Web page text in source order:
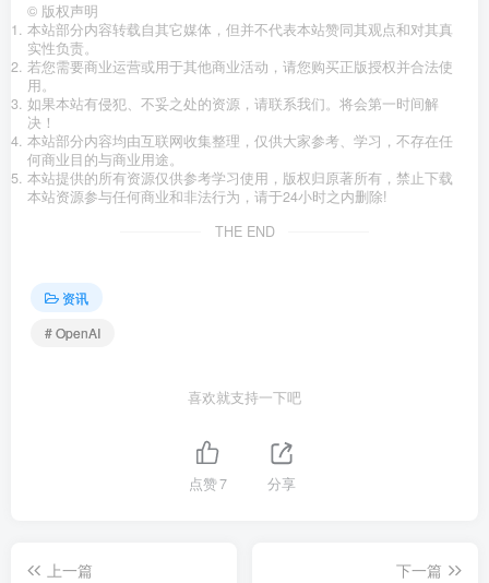
© 版权声明
本站部分内容转载自其它媒体，但并不代表本站赞同其观点和对其真
实性负责。
若您需要商业运营或用于其他商业活动，请您购买正版授权并合法使
用。
如果本站有侵犯、不妥之处的资源，请联系我们。将会第一时间解
决！
本站部分内容均由互联网收集整理，仅供大家参考、学习，不存在任
何商业目的与商业用途。
本站提供的所有资源仅供参考学习使用，版权归原著所有，禁止下载
本站资源参与任何商业和非法行为，请于24小时之内删除!
THE END
资讯
# OpenAI
喜欢就支持一下吧
点赞7 分享
上一篇
下一篇